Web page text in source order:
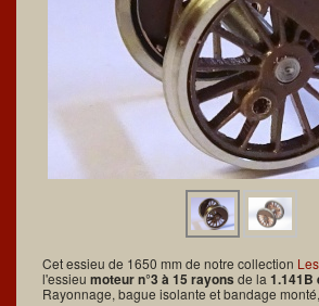
Cet essieu de 1650 mm de notre collection
l'essieu moteur n°3 à 15 rayons de la 1.141B
Rayonnage, bague isolante et bandage